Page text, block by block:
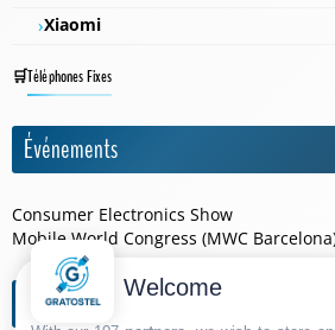
Xiaomi
Téléphones Fixes
Événements
Consumer Electronics Show
Mobile World Congress (MWC
Agendas de l'annéeWelcome